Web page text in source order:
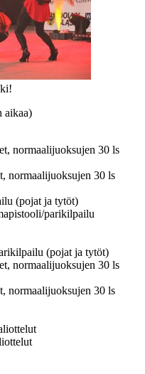
aikaa)
normaalijuoksujen 30 ls
normaalijuoksujen 30 ls
(pojat ja tytöt)
parikilpailu
(pojat ja tytöt)
normaalijuoksujen 30 ls
normaalijuoksujen 30 ls